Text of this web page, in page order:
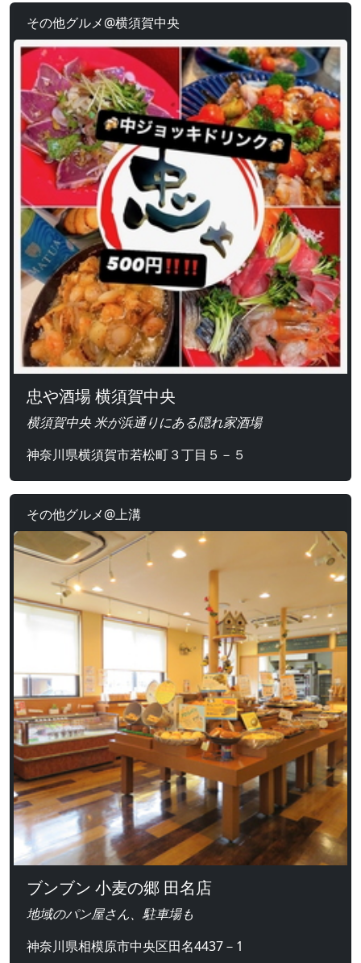
その他グルメ@横須賀中央
忠や酒場 横須賀中央
横須賀中央 米が浜通りにある隠れ家酒場
神奈川県横須賀市若松町３丁目５－５
その他グルメ@上溝
ブンブン 小麦の郷 田名店
地域のパン屋さん、駐車場も
神奈川県相模原市中央区田名4437－1